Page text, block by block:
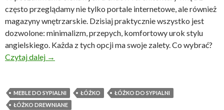
często przeglądamy nie tylko portale internetowe, ale również
magazyny wnętrzarskie. Dzisiaj praktycznie wszystko jest
dozwolone: minimalizm, przepych, komfortowy urok stylu
angielskiego. Każda z tych opcji ma swoje zalety. Co wybrać?
Czytaj dalej Czy z nowoczesnymi meblami do sypialni
→
MEBLE DO SYPIALNI ŁÓŻKO
ŁÓŻKO DO SYPIALNI
ŁÓŻKO DREWNIANE